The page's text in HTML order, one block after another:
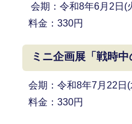
会期：令和8年6月2日(
料金：330円
ミニ企画展「戦時中
会期：令和8年7月22日
料金：330円